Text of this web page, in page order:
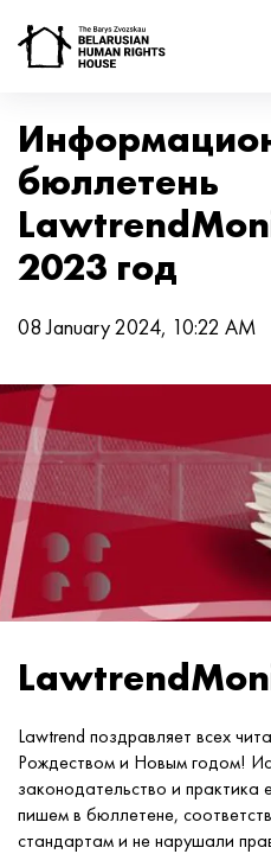
бюллетень
2023 год
08 January 2024, 10:22 AM
Lawtrend поздравляет всех
Рождеством и Новым годом!
законодательство и практика
пишем в бюллетене,
стандартам и не нарушали